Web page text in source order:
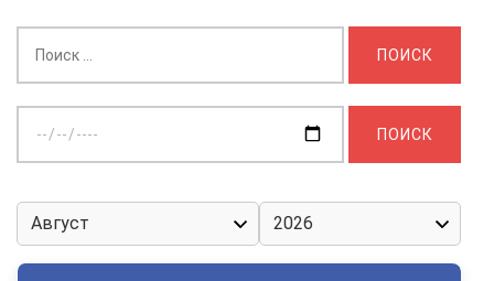
дату: